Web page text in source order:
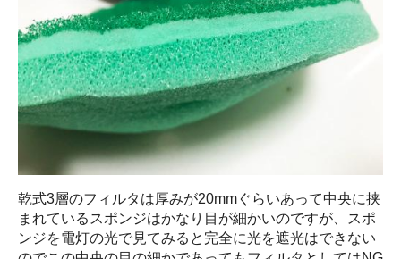
乾式3層のフィルタは厚みが20mmぐらいあって中央に挟
まれているスポンジはかなり目が細かいのですが、スポ
ンジを電灯の光で見てみると完全に光を遮光はできない